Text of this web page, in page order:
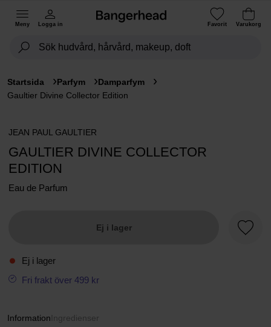
Meny Logga in Favorit Varukorg
Startsida Parfym
Damparfym
Gaultier Divine Collector Edition
JEAN PAUL GAULTIER
GAULTIER DIVINE COLLECTOR
EDITION
Eau de Parfum
Ej i lager
Ej i lager
Fri frakt över 499 kr
Information Ingredienser